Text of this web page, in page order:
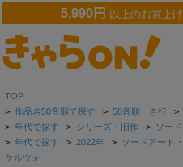
5,990円 以上のお買上
TOP
> 作品名50音順で探す > 50音順 さ行 >
> 年代で探す > シリーズ・旧作 > ソー
> 年代で探す > 2022年 > ソードアート
ケルツォ